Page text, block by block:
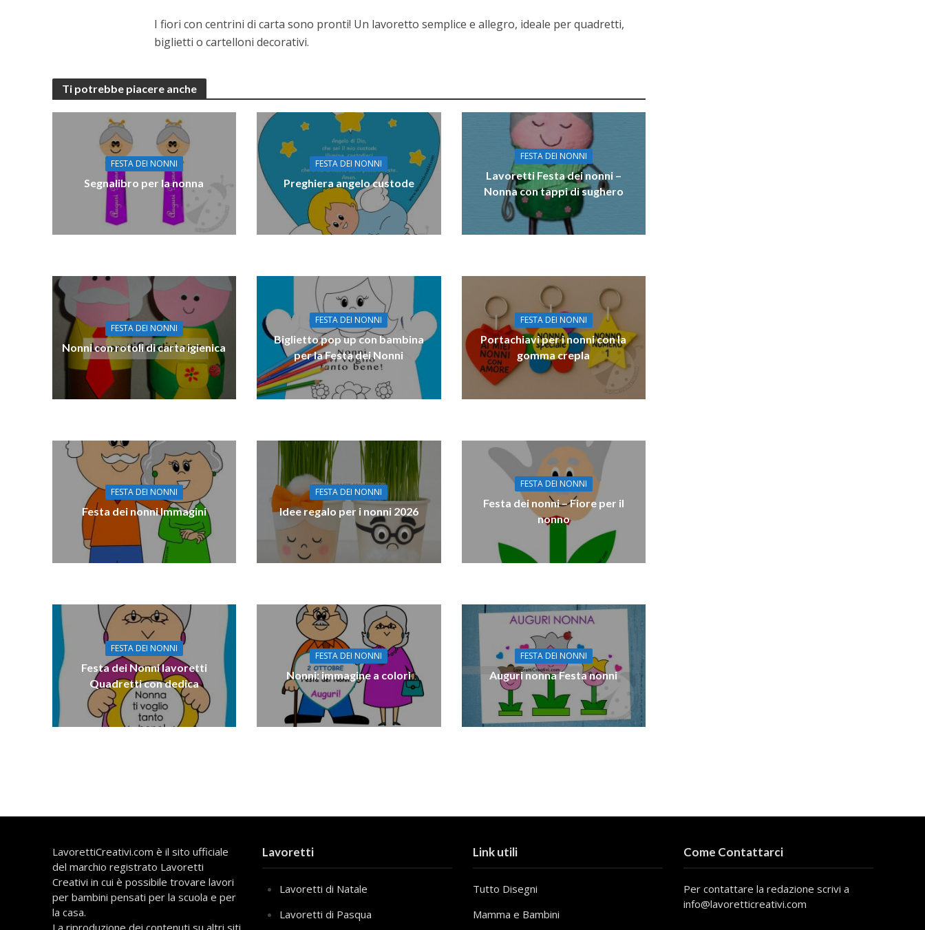
I fiori con centrini di carta sono pronti! Un lavoretto semplice e allegro, ideale per quadretti,
biglietti o cartelloni decorativi.
Ti potrebbe piacere anche
FESTA DEI NONNI
Segnalibro per la nonna
FESTA DEI NONNI
Preghiera angelo custode
FESTA DEI NONNI
Lavoretti Festa dei nonni –
Nonna con tappi di sughero
FESTA DEI NONNI
Nonni con rotoli di carta igienica
FESTA DEI NONNI
Biglietto pop up con bambina
per la Festa dei Nonni
FESTA DEI NONNI
Portachiavi per i nonni con la
gomma crepla
FESTA DEI NONNI
Festa dei nonni Immagini
FESTA DEI NONNI
Idee regalo per i nonni 2026
FESTA DEI NONNI
Festa dei nonni – Fiore per il
nonno
FESTA DEI NONNI
Festa dei Nonni lavoretti
Quadretti con dedica
FESTA DEI NONNI
Nonni: immagine a colori
FESTA DEI NONNI
Auguri nonna Festa nonni
LavorettiCreativi.com è il sito ufficiale
del marchio registrato Lavoretti
Creativi in cui è possibile trovare lavori
per bambini pensati per la scuola e per
la casa.
Lavoretti
Lavoretti di Natale
Lavoretti di Pasqua
Link utili
Tutto Disegni
Mamma e Bambini
Come Contattarci
Per contattare la redazione scrivi a
info@lavoretticreativi.com